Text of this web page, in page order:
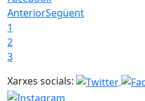
AnteriorSegüent
1
2
3
Xarxes socials: